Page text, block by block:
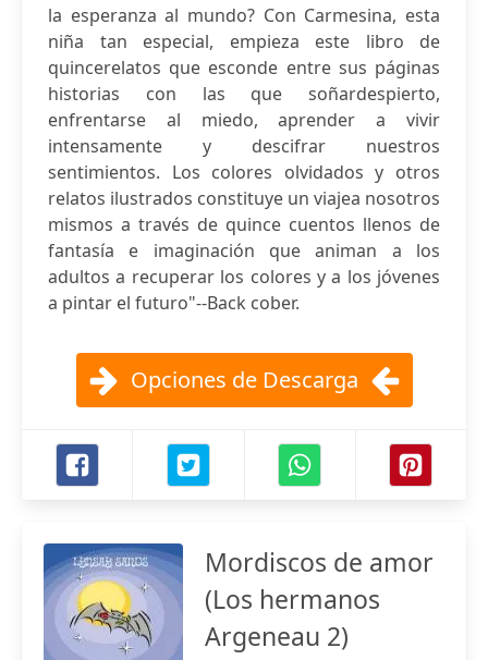
la esperanza al mundo? Con Carmesina, esta
niña tan especial, empieza este libro de
quincerelatos que esconde entre sus páginas
historias con las que soñardespierto,
enfrentarse al miedo, aprender a vivir
intensamente y descifrar nuestros
sentimientos. Los colores olvidados y otros
relatos ilustrados constituye un viajea nosotros
mismos a través de quince cuentos llenos de
fantasía e imaginación que animan a los
adultos a recuperar los colores y a los jóvenes
a pintar el futuro"--Back cober.
Opciones de Descarga
Mordiscos de amor
(Los hermanos
Argeneau 2)